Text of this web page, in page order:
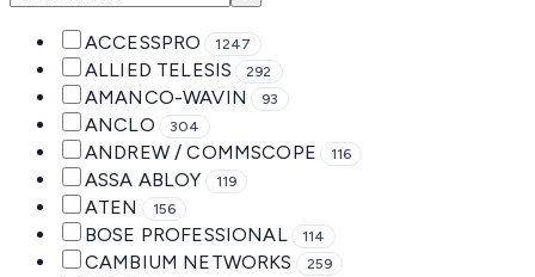
ACCESSPRO 1247
ALLIED TELESIS 292
AMANCO-WAVIN 93
ANCLO 304
ANDREW / COMMSCOPE 116
ASSA ABLOY 119
ATEN 156
BOSE PROFESSIONAL 114
CAMBIUM NETWORKS 259